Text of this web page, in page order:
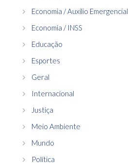
Economia / Auxílio Emergencial
Economia / INSS
Educação
Esportes
Geral
Internacional
Justiça
Meio Ambiente
Mundo
Política